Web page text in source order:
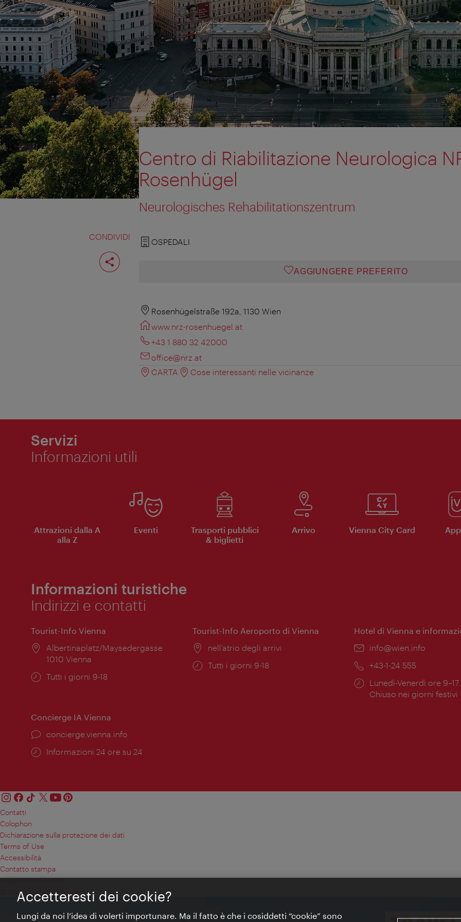
CONDIVIDI
Condividi
pagina
Centro di Riabilitazione Neurologica
Rosenhügel
Neurologisches Rehabilitationszentrum
OSPEDALI
AGGIUNGERE PREFERITO
Rosenhügelstraße 192a, 1130 Wien
www.nrz-rosenhuegel.at
+43 1 880 32 42000
office@nrz.at
CARTA
Cose interessanti nelle vicinanze
Servizi
Informazioni utili
Attrazioni dalla A
alla Z
Eventi
Trasporti pubblici
& biglietti
Arrivo Vienna City Card
Informazioni turistiche
Indirizzi e contatti
Tourist-Info Vienna
Posizione:
Albertinaplatz/Maysedergasse
1010 Vienna
Orari
Tutti i giorni 9-18
Tourist-Info Aeroporto di Vienna
Posizione:
nell’atrio degli arrivi
Orari
Tutti i giorni 9-18
Hotel di Vienna e
Email:
info@wien.info
Telefono:
+43-1-24 555
Orari
di
Lunedì-Venerdì ore 9–17
Chiuso nei giorni festivi
Concierge IA Vienna
Ort:
concierge.vienna.info
Öffnungszeiten:
Informazioni 24 ore su 24
Contatti
Colophon
Dichiarazione sulla protezione dei dati
Terms of Use
Accessibilità
Contatto stampa
Impostazioni cookie
© Copyright WienTourismus
Accetteresti dei cookie?
Lungi da noi l’idea di volerti importunare. Ma il fatto è che i cosiddetti “cookie” sono